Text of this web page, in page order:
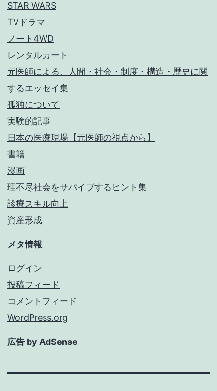
STAR WARS
TVドラマ
ノート4WD
レンタルカート
元医師による、人間・社会・制度・構造・歴史に関
するエッセイ集
孤独について
実験的記事
日本の医療現場【元医師の視点から】
書籍
漫画
理不尽社会をサバイブするヒント集
診療スキル向上
資産形成
メタ情報
ログイン
投稿フィード
コメントフィード
WordPress.org
広告 by AdSense